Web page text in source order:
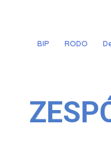
BIP
RODO